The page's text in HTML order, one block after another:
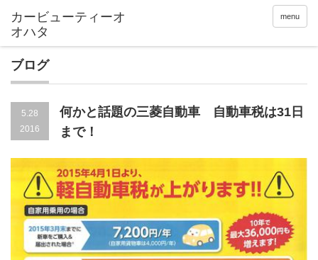
menu
ブログ
5.28
2016
何かと話題の三菱自動車 自動車税は31日
まで！